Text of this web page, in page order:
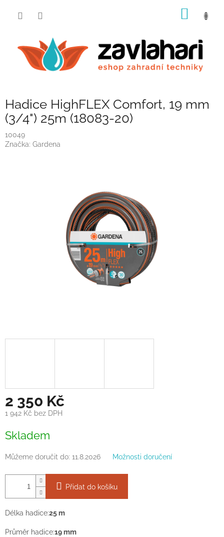
Hadice HighFLEX Comfort, 19 mm
(3/4") 25m (18083-20)
10049
Značka: Gardena
2 350 Kč
1 942 Kč bez DPH
cena:
Skladem
Můžeme doručit do: 11.8.2026 Možnosti doručení
Přidat do košíku
Délka hadice:25 m
Průměr hadice:19 mm